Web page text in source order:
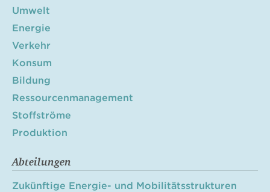
Umwelt
Energie
Verkehr
Konsum
Bildung
Ressourcenmanagement
Stoffströme
Produktion
Abteilungen
Zukünftige Energie- und Mobilitätsstrukturen